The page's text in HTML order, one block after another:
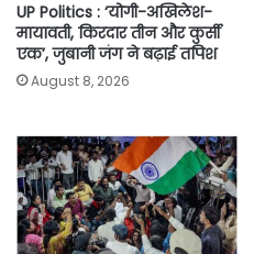
UP Politics : ‘योगी-अखिलेश-
मायावती, किरदार तीन और कुर्सी
एक’, जुबानी जंग ने बढ़ाई तपिश
August 8, 2026